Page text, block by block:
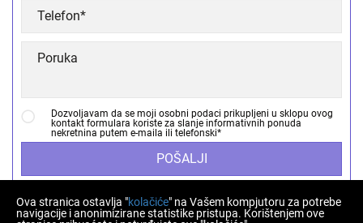
Dozvoljavam da se moji osobni podaci prikupljeni u sklopu ovog
kontakt formulara koriste za slanje informativnih ponuda
nekretnina putem e-maila ili telefonski*
POŠALJI
Ova stranica ostavlja "kolačiće" na Vašem kompjutoru za potrebe
navigacije i anonimizirane statistike pristupa. Korištenjem ove